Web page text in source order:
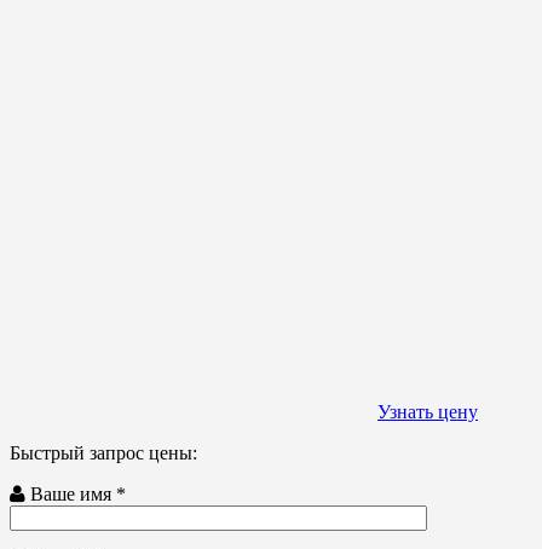
Узнать цену
Быстрый запрос цены:
Ваше имя *